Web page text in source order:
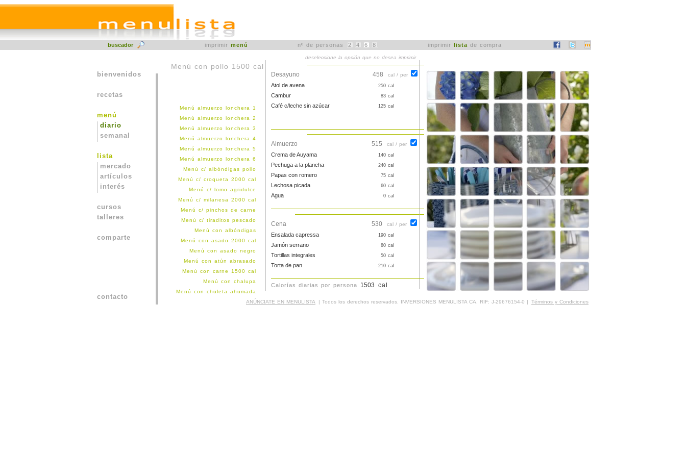
buscador imprimir menú nº de personas 2 4 6 8 imprimir lista de compra
Menú con pollo 1500 cal
Menú almuerzo lonchera 1
Menú almuerzo lonchera 2
Menú almuerzo lonchera 3
Menú almuerzo lonchera 4
Menú almuerzo lonchera 5
Menú almuerzo lonchera 6
Menú c/ albóndigas pollo
Menú c/ croqueta 2000 cal
Menú c/ lomo agridulce
Menú c/ milanesa 2000 cal
Menú c/ pinchos de carne
Menú c/ tiraditos pescado
Menú con albóndigas
Menú con asado 2000 cal
Menú con asado negro
Menú con atún abrasado
Menú con carne 1500 cal
Menú con chalupa
Menú con chuleta ahumada
Menú con cochino 1500 cal
deseleccione la opción que no desea imprimir
Desayuno 458 cal / per
Atol de avena 250 cal
Cambur 83 cal
Café c/leche sin azúcar 125 cal
Almuerzo 515 cal / per
Crema de Auyama 140 cal
Pechuga a la plancha 240 cal
Papas con romero 75 cal
Lechosa picada 60 cal
Agua 0 cal
Cena 530 cal / per
Ensalada capressa 190 cal
Jamón serrano 80 cal
Tortillas integrales 50 cal
Torta de pan 210 cal
Calorías diarias por persona cal
ANÚNCIATE EN MENULISTA | Todos los derechos reservados. INVERSIONES MENULISTA CA. RIF: J-29676154-0 | Términos y Condiciones
bienvenidos
recetas
menú
diario
semanal
lista
mercado
artículos
interés
cursos
talleres
comparte
contacto